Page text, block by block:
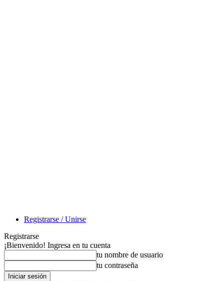
Registrarse / Unirse
Registrarse
¡Bienvenido! Ingresa en tu cuenta
tu nombre de usuario
tu contraseña